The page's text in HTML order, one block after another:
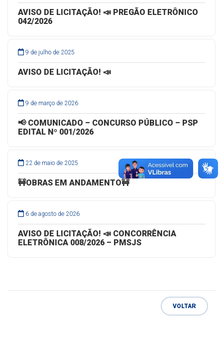
AVISO DE LICITAÇÃO! 📣 PREGÃO ELETRÔNICO
042/2026
9 de julho de 2025
AVISO DE LICITAÇÃO! 📣
9 de março de 2026
📢 COMUNICADO – CONCURSO PÚBLICO – PSP
EDITAL Nº 001/2026
22 de maio de 2025
🚧OBRAS EM ANDAMENTO🚧
6 de agosto de 2026
AVISO DE LICITAÇÃO! 📣 CONCORRÊNCIA
ELETRÔNICA 008/2026 – PMSJS
VOLTAR